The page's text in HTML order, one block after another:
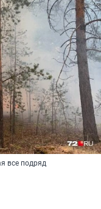
все подряд